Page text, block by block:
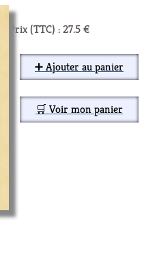
Prix (TTC) : 27.5 €
➕ Ajouter au panier
🛒 Voir mon panier